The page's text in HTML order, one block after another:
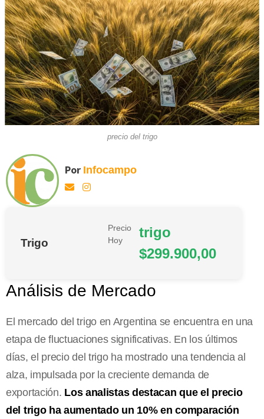
precio del trigo
Por Infocampo
Trigo
Precio
Hoy
trigo
$299.900,00
Análisis de Mercado
El mercado del trigo en Argentina se encuentra en una
etapa de fluctuaciones significativas. En los últimos
días, el precio del trigo ha mostrado una tendencia al
alza, impulsada por la creciente demanda de
exportación. Los analistas destacan que el precio
del trigo ha aumentado un 10% en comparación